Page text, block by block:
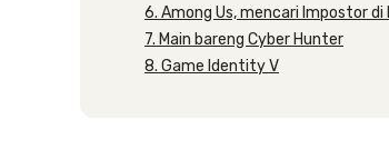
6. Among Us, mencari Impostor di
7. Main bareng Cyber Hunter
8. Game Identity V